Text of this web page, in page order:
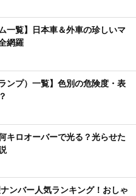
一覧】日本車＆外車の珍しいマ
網羅
ンプ）一覧】色別の危険度・表
キロオーバーで光る？光らせた
ナンバー人気ランキング！おしゃ